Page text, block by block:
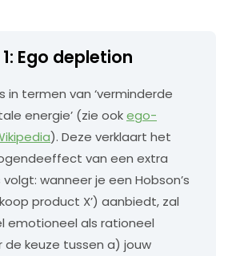
Ego depletion
in termen van ‘verminderde
energie’ (zie ookego-
). Deze verklaart het
van een extra
wanneer je een Hobson’s
product X’) aanbiedt, zal
emotioneel als rationeel
de keuze tussen a) jouw